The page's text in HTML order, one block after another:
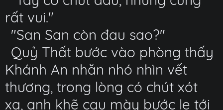
rất vui."
"San San còn đau sao?"
Quỷ Thất bước vào phòng thấy
Khánh An nhăn nhó nhìn vết
thương, trong lòng có chút xót
xa, anh khẽ cau mày bước lẹ tới